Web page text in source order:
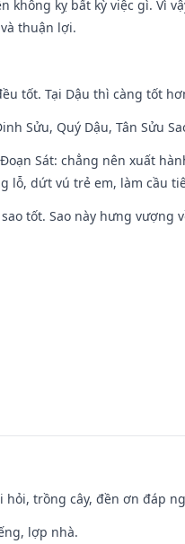
không kỵ bất kỳ việc gì. Vì
thuận lợi.
tốt. Tại Dậu thì càng tốt
Sửu, Quý Dậu, Tân Sửu
Sát: chẳng nên xuất
lỗ, dứt vú trẻ em, làm cầu
tốt. Sao này hưng
trồng cây, đền ơn đáp
lợp nhà.